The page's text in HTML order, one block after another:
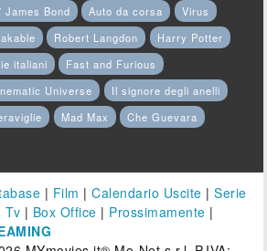
James Bond Auto da corsa
Virus
Robert Langdon
Harry Potter
italiani
Fast and Furious
Universe
Il signore degli anelli
Mad Max
Che Guevara
| Film |Calendario Uscite |Serie
Tv | Box Office | Prossimamente |